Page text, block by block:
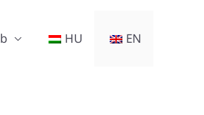
HU EN